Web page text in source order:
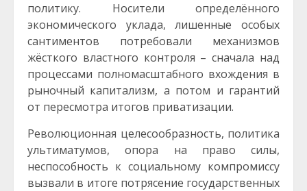
политику. Носители определённого
экономического уклада, лишенные особых
сантиментов потребовали механизмов
жёсткого властного контроля – сначала над
процессами полномасштабного вхождения в
рыночный капитализм, а потом и гарантий
от пересмотра итогов приватизации.
Революционная целесообразность, политика
ультиматумов, опора на право силы,
неспособность к социальному компромиссу
вызвали в итоге потрясение государственных